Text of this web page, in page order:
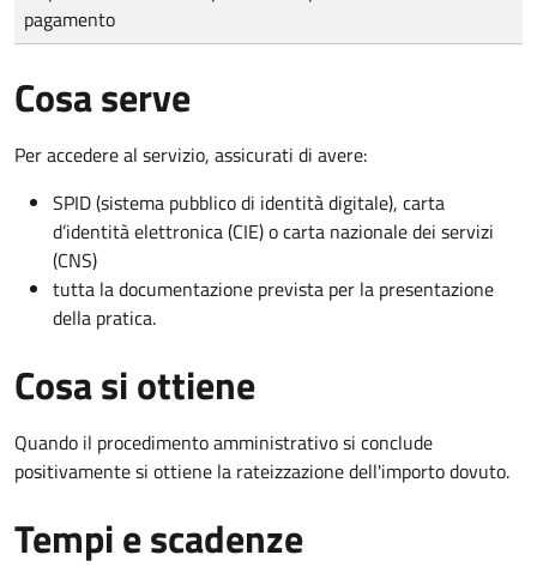
pagamento
Cosa serve
Per accedere al servizio, assicurati di avere:
SPID (sistema pubblico di identità digitale), carta
d’identità elettronica (CIE) o carta nazionale dei servizi
(CNS)
tutta la documentazione prevista per la presentazione
della pratica.
Cosa si ottiene
Quando il procedimento amministrativo si conclude
positivamente si ottiene la rateizzazione dell'importo dovuto.
Tempi e scadenze